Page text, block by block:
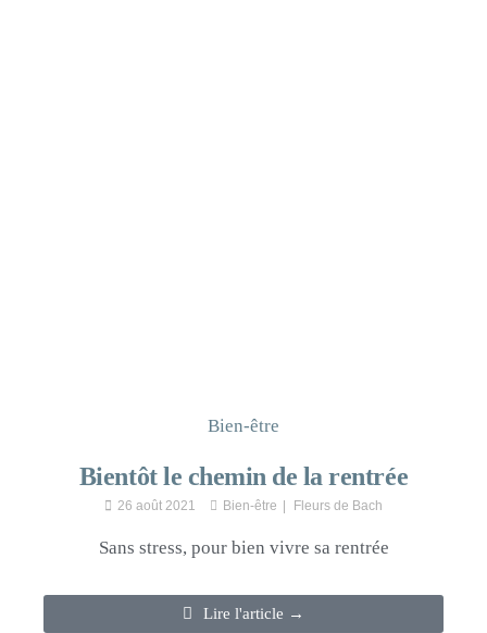
Bien-être
Bientôt le chemin de la rentrée
26 août 2021 Bien-être Fleurs de Bach
Sans stress, pour bien vivre sa rentrée
Lire l'article →